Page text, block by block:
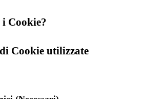
i Cookie?
Cookie utilizzate